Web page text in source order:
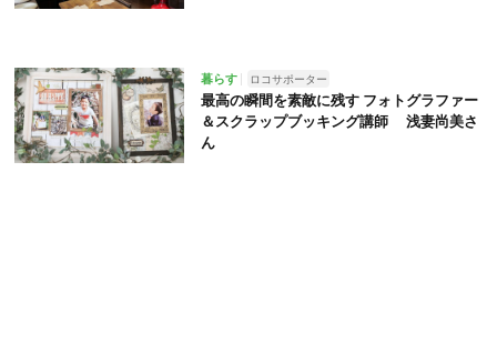
暮らす ロコサポーター
最高の瞬間を素敵に残す フォトグラファー
＆スクラップブッキング講師 浅妻尚美さ
ん